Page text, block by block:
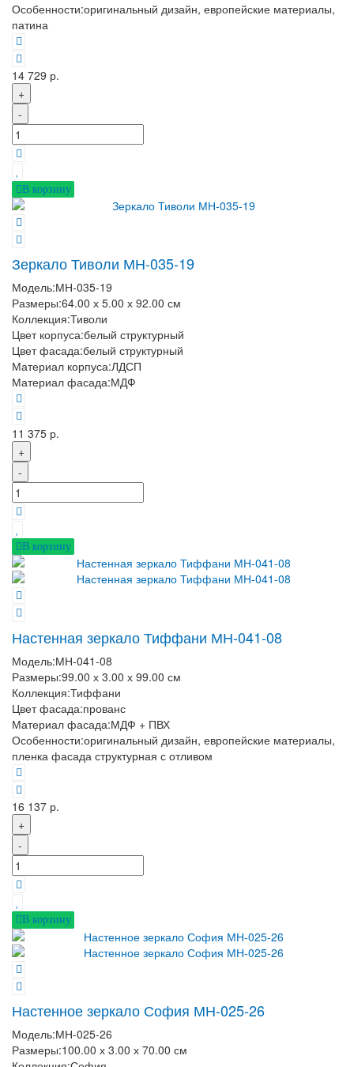
Особенности:оригинальный дизайн, европейские материалы,
патина
14 729 р.
+
-
В корзину
Зеркало Тиволи МН-035-19
Модель:МН-035-19
Размеры:64.00 х 5.00 х 92.00 см
Коллекция:Тиволи
Цвет корпуса:белый структурный
Цвет фасада:белый структурный
Материал корпуса:ЛДСП
Материал фасада:МДФ
11 375 р.
+
-
В корзину
Настенная зеркало Тиффани МН-041-08
Модель:МН-041-08
Размеры:99.00 х 3.00 х 99.00 см
Коллекция:Тиффани
Цвет фасада:прованс
Материал фасада:МДФ + ПВХ
Особенности:оригинальный дизайн, европейские материалы,
пленка фасада структурная с отливом
16 137 р.
+
-
В корзину
Настенное зеркало София МН-025-26
Модель:МН-025-26
Размеры:100.00 х 3.00 х 70.00 см